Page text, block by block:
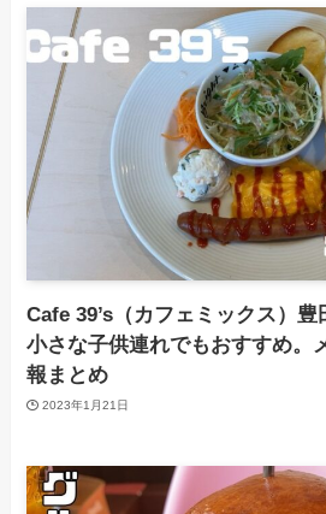
Cafe 39’s（カフェミックス）豊
小さな子供連れでもおすすめ。
報まとめ
2023年1月21日